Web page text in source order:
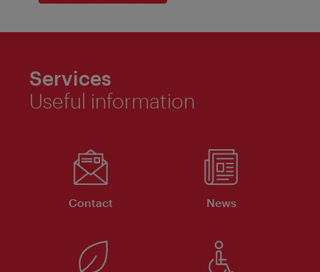
Services
Useful information
Contact News